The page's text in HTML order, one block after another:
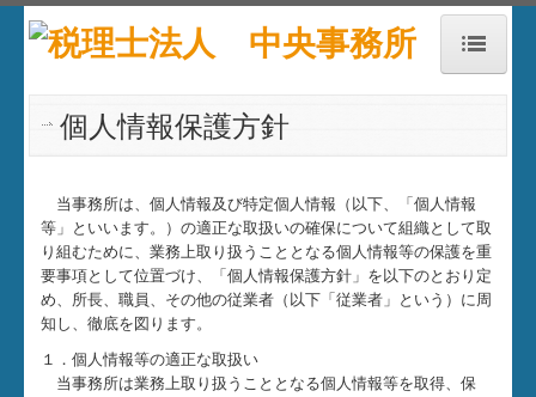
アクセス
事務所紹介
業務案内
経営理念
個人情報保護方針
当事務所は、個人情報及び特定個人情報（以下、「個人情報
等」といいます。）の適正な取扱いの確保について組織として取
り組むために、業務上取り扱うこととなる個人情報等の保護を重
要事項として位置づけ、「個人情報保護方針」を以下のとおり定
め、所長、職員、その他の従業者（以下「従業者」という）に周
知し、徹底を図ります。
１．個人情報等の適正な取扱い
当事務所は業務上取り扱うこととなる個人情報等を取得、保